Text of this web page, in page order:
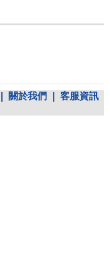
關於我們
客服資訊